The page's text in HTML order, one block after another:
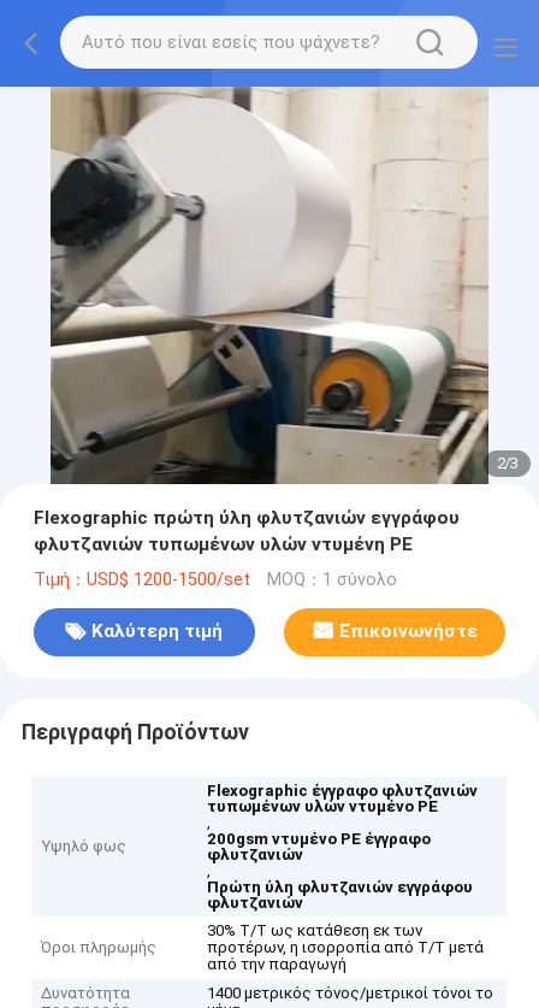
2/3
Flexographic πρώτη ύλη φλυτζανιών εγγράφου
φλυτζανιών τυπωμένων υλών ντυμένη PE
Τιμή：USD$ 1200-1500/set MOQ：1 σύνολο
Καλύτερη τιμή Επικοινωνήστε
Περιγραφή Προϊόντων
Υψηλό φως
Flexographic έγγραφο φλυτζανιών
τυπωμένων υλών ντυμένο PE
,
200gsm ντυμένο PE έγγραφο
φλυτζανιών
,
Πρώτη ύλη φλυτζανιών εγγράφου
φλυτζανιών
Όροι πληρωμής
30% T/T ως κατάθεση εκ των
προτέρων, η ισορροπία από T/T μετά
από την παραγωγή
Δυνατότητα
1400 μετρικός τόνος/μετρικοί τόνοι το